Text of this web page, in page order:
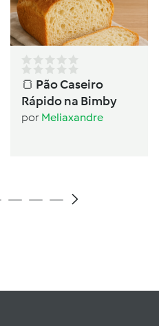
🍞 Pão Caseiro
Rápido na Bimby
por Meliaxandre